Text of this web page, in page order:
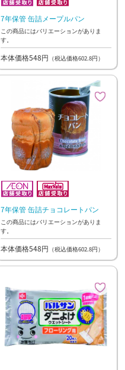
7年保管 缶詰メープルパン
この商品にはバリエーションがありま
す。
本体価格548円 （税込価格602.8円）
7年保管 缶詰チョコレートパン
この商品にはバリエーションがありま
す。
本体価格548円 （税込価格602.8円）